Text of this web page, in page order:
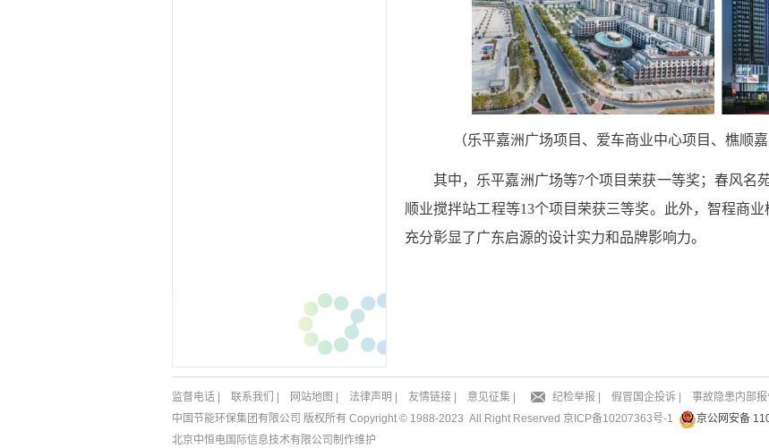
（乐平嘉洲广场项目、爱车商业中心项目、樵顺
其中，乐平嘉洲广场等7个项目荣获一等奖；春风名
顺业搅拌站工程等13个项目荣获三等奖。此外，智程商
充分彰显了广东启源的设计实力和品牌影响力。
监督电话 联系我们 网站地图 法律声明 友情链接 意见征集 纪检举报 假冒国企投诉
事故隐患内部
中国节能环保集团有限公司 版权所有 Copyright © 1988-2023 All Right Reserved 京ICP备10207363号-1
京公网安备
北京中恒电国际信息技术有限公司 制作维护